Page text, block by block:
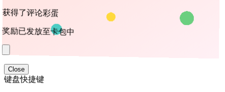
获得了评论彩蛋
奖励已发放至卡包中
Close
键盘快捷键